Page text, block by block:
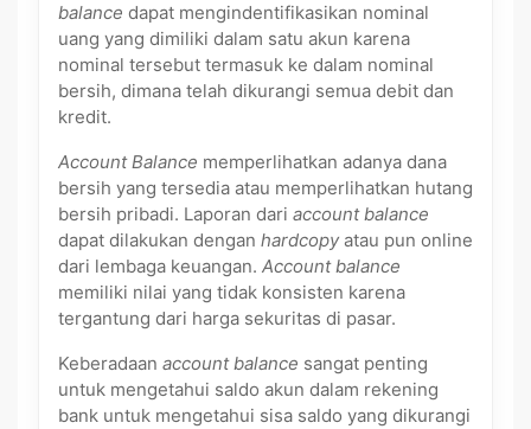
balance dapat mengindentifikasikan nominal
uang yang dimiliki dalam satu akun karena
nominal tersebut termasuk ke dalam nominal
bersih, dimana telah dikurangi semua debit dan
kredit.
Account Balance memperlihatkan adanya dana
bersih yang tersedia atau memperlihatkan hutang
bersih pribadi. Laporan dari account balance
dapat dilakukan dengan hardcopyatau pun online
dari lembaga keuangan. Account balance
memiliki nilai yang tidak konsisten karena
tergantung dari harga sekuritas di pasar.
Keberadaan account balance sangat penting
untuk mengetahui saldo akun dalam rekening
bank untuk mengetahui sisa saldo yang dikurangi